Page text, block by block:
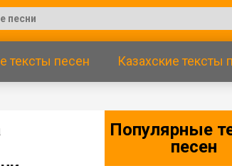
тексты песен Казахские тексты
Популярные
песен